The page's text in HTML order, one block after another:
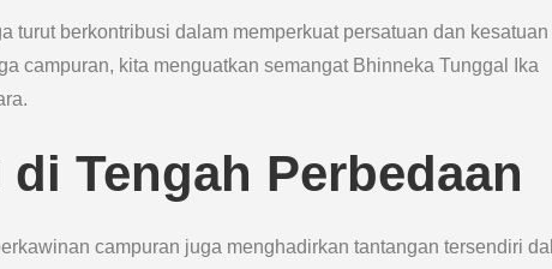
turut berkontribusi dalam memperkuat persatuan dan kesatuan
campuran, kita menguatkan semangat Bhinneka Tunggal Ika
Tengah Perbedaan
campuran juga menghadirkan tantangan tersendiri